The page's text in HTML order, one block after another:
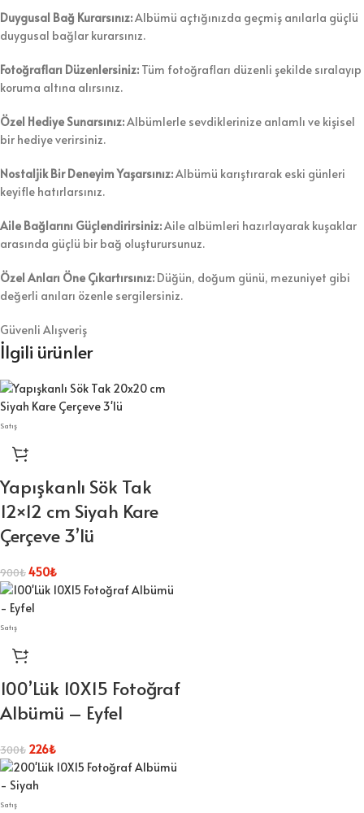
Duygusal Bağ Kurarsınız:Albümü açtığınızda geçmiş anılarla güçlü
duygusal bağlar kurarsınız.
Fotoğrafları Düzenlersiniz: Tüm fotoğrafları düzenli şekilde sıralayıp
koruma altına alırsınız.
Özel Hediye Sunarsınız:Albümlerle sevdiklerinize anlamlı ve kişisel
bir hediye verirsiniz.
Nostaljik Bir Deneyim Yaşarsınız:Albümü karıştırarak eski günleri
keyifle hatırlarsınız.
Aile Bağlarını Güçlendirirsiniz:Aile albümleri hazırlayarak kuşaklar
arasında güçlü bir bağ oluşturursunuz.
Özel Anları Öne Çıkartırsınız: Düğün, doğum günü, mezuniyet gibi
değerli anıları özenle sergilersiniz.
Güvenli Alışveriş
İlgili ürünler
Satış
Yapışkanlı Sök Tak
12×12 cm Siyah Kare
Çerçeve 3’lü
900₺450₺
Satış
100’Lük 10X15 Fotoğraf
Albümü – Eyfel
300₺ 226₺
Satış